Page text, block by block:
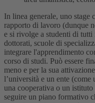
In linea generale, uno stage
rapporto di lavoro (dunque
e si rivolge a studenti di tutti
dottorati, scuole di
integrare l'apprendimento
corso di studi. Può essere
meno e per la sua
l’università e un ente (come
una cooperativa o un
seguire un piano formativo